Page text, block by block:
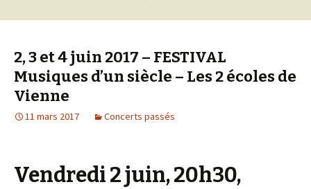
2, 3 et 4 juin 2017 – FESTIVAL
Musiques d’un siècle – Les 2 écoles de
Vienne
11 mars 2017 Concerts passés
Vendredi 2 juin, 20h30,